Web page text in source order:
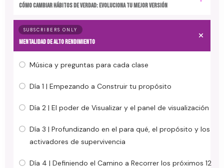
Cómo cambiar hábitos de verdad: evoluciona tu mejor versión
SUBSCRIBERS ONLY
MENTALIDAD DE ALTO RENDIMIENTO
Música y preguntas para cada clase
Día 1 | Empezando a Construir tu propósito
Día 2 | El poder de Visualizar y el panel de visualización
Día 3 | Profundizando en el para qué, el propósito y los
activadores de supervivencia
Día 4 | Definiendo el Camino a Recorrer los próximos 12